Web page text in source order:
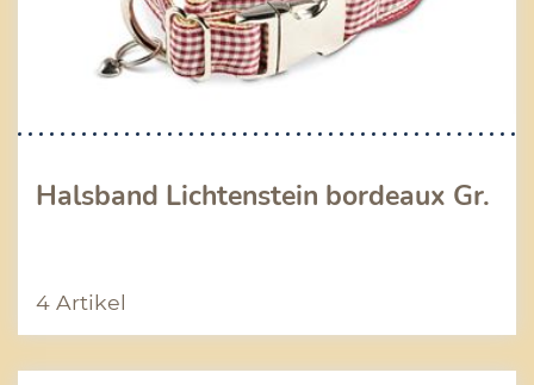
Halsband Lichtenstein bordeaux Gr.
4 Artikel